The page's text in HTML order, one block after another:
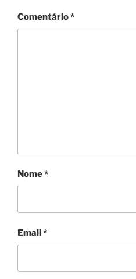
Comentário*
Nome*
Email*